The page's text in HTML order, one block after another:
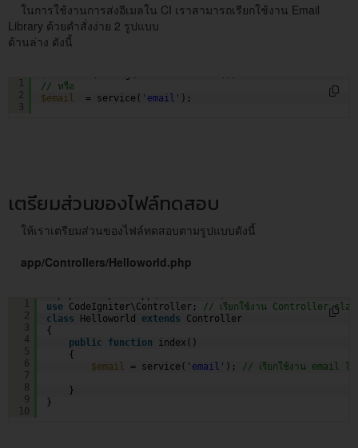
ในการใช้งานการส่งอีเมลใน CI เราสามารถเรียกใช้งาน Email
Library ด้วยคำสั่งง่าย 2 รูปแบบ
ด้านล่าง ดังนี้
1
2
3
// หรือ
$email
= service( 'email' );
เตรียมส่วนของไฟล์ทดสอบ
ให้เราเตรียมส่วนของไฟล์ทดสอบตามรูปแบบดังนี้
app/Controllers/Helloworld.php
1
2
3
4
5
6
7
8
9
10
use CodeIgniter\Controller;
// เรียกใช้งาน Controller
class
Helloworld extends
Controller
{
public
function
index()
{
$email
= service( 'email' ); // เรียกใช้งาน email
}
}